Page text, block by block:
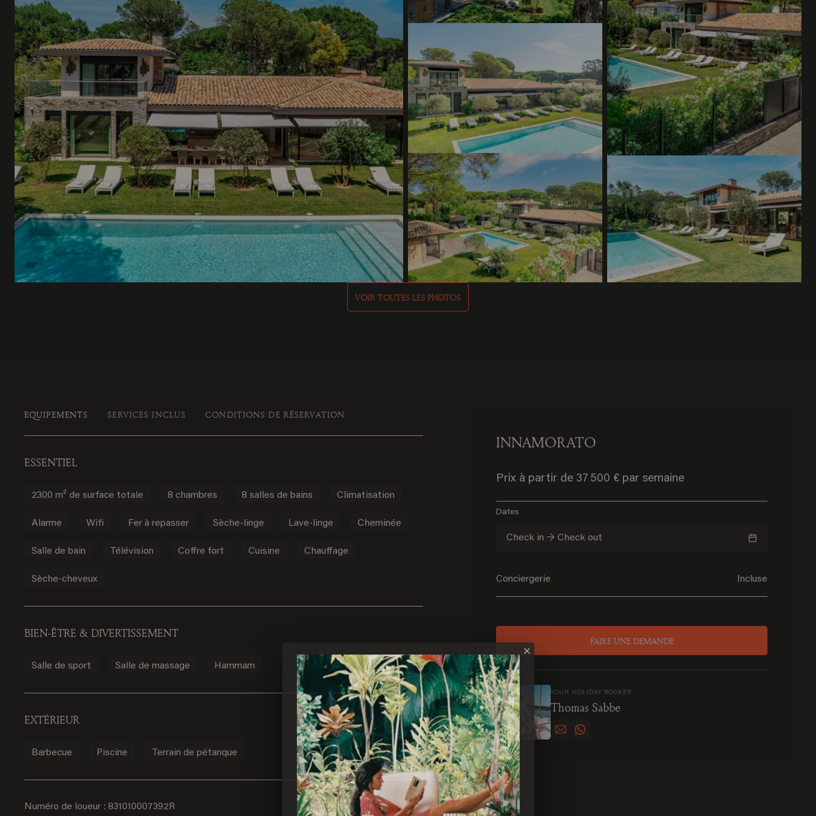
VOIR TOUTES LES PHOTOS
EQUIPEMENTS SERVICES INCLUS CONDITIONS DE RÉSERVATION
ESSENTIEL
2300 m² de surface totale 8 chambres 8 salles de bains Climatisation
Alarme Wifi Fer à repasser Sèche-linge Lave-linge Cheminée
Salle de bain Télévision Coffre fort Cuisine Chauffage
Sèche-cheveux
BIEN-ÊTRE & DIVERTISSEMENT
Salle de sport Salle de massage Hammam
EXTÉRIEUR
Barbecue Piscine Terrain de pétanque
Numéro de loueur : 831010007392R
INNAMORATO
Prix à partir de 37 500 € par semaine
Dates
Check in → Check out
Conciergerie Incluse
FAIRE UNE DEMANDE
YOUR HOLIDAY BOOKER
Thomas Sabbe